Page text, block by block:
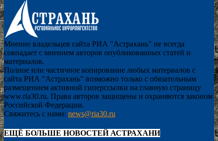
Мнение владельцев сайта РИА "Астрахань" не всегда
совпадает с мнением авторов опубликованных статей и
материалов.
Полное или частичное копирование любых материалов с
сайта РИА "Астрахань" возможно только с обязательным
размещением активной гиперссылки на главную страницу
www.ria30.ru. Права авторов защищены и охраняются законом
Российской Федерации.
Свяжитесь с нами: news@ria30.ru
ЕЩЁ БОЛЬШЕ НОВОСТЕЙ АСТРАХАНИ